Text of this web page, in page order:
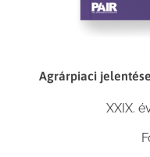
Agrárpiaci
XXIX.